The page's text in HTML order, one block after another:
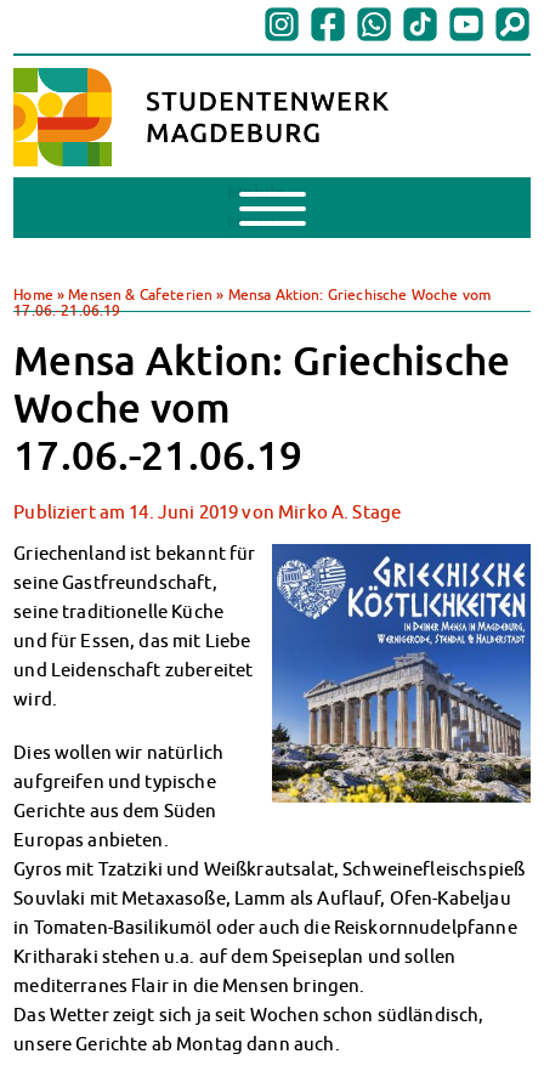
Mobile
Menu
BAföG beantragen
BAföG-FAQs
Dokumente
BAföG-Sprechstunden
Kredite & Stipendien
Mensen & Cafeterien
Klimabewusst essen
Mensa-FAQs
CampusCatering
MensaFeedback
AnsprechpartnerInnen
Wohnen
Wohnheime im Überblick
Wohnheime in Magdeburg
Wohnheime in Wernigerode
Wohnheimantrag & -service
MIT einander – FÜR einander
Wohnheimtutoren
Schadensmeldung
Wohnen-FAQ
Dokumente
AnsprechpartnerInnen
Soziales & Beratung
Home »Mensen & Cafeterien » Mensa Aktion: Griechische Woche vom
17.06.-21.06.19
Mensa Aktion: Griechische
Woche vom
17.06.-21.06.19
Publiziert am 14. Juni 2019von Mirko A. Stage
Griechenland ist bekannt für
seine Gastfreundschaft,
seine traditionelle Küche
und für Essen, das mit Liebe
und Leidenschaft zubereitet
wird.
Dies wollen wir natürlich
aufgreifen und typische
Gerichte aus dem Süden
Europas anbieten.
Gyros mit Tzatziki und Weißkrautsalat, Schweinefleischspieß
Souvlaki mit Metaxasoße, Lamm als Auflauf, Ofen-Kabeljau
in Tomaten-Basilikumöl oder auch die Reiskornnudelpfanne
Kritharaki stehen u.a. auf dem Speiseplan und sollen
mediterranes Flair in die Mensen bringen.
Das Wetter zeigt sich ja seit Wochen schon südländisch,
unsere Gerichte ab Montag dann auch.